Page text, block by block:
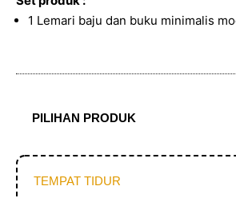
1 Lemari baju dan buku minimalis
PILIHAN PRODUK
TEMPAT TIDUR